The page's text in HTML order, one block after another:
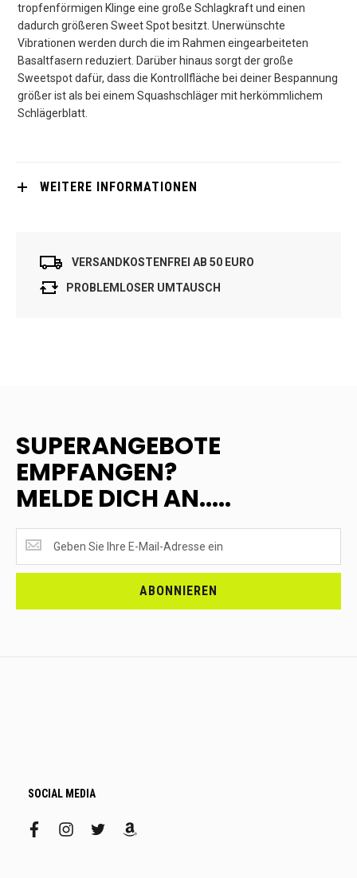
tropfenförmigen Klinge eine große Schlagkraft und einen
dadurch größeren Sweet Spot besitzt. Unerwünschte
Vibrationen werden durch die im Rahmen eingearbeiteten
Basaltfasern reduziert. Darüber hinaus sorgt der große
Sweetspot dafür, dass die Kontrollfläche bei deiner Bespannung
größer ist als bei einem Squashschläger mit herkömmlichem
Schlägerblatt.
WEITERE INFORMATIONEN
VERSANDKOSTENFREI AB 50 EURO
PROBLEMLOSER UMTAUSCH
SUPERANGEBOTE
EMPFANGEN?
MELDE DICH AN.....
EMPFANGEN?
<br>MELDE
ABONNIEREN
SOCIAL MEDIA
facebookinstagram
twitteramazon